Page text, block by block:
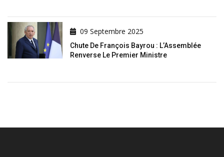
09 Septembre 2025
Chute De François Bayrou : L’Assemblée
Renverse Le Premier Ministre